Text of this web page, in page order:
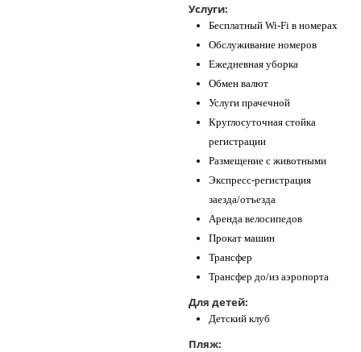
Услуги:
Бесплатный Wi-Fi в номерах
Обслуживание номеров
Ежедневная уборка
Обмен валют
Услуги прачечной
Круглосуточная стойка
регистрации
Размещение с животными
Экспресс-регистрация
заезда/отъезда
Аренда велосипедов
Прокат машин
Трансфер
Трансфер до/из аэропорта
Для детей:
Детский клуб
Пляж: